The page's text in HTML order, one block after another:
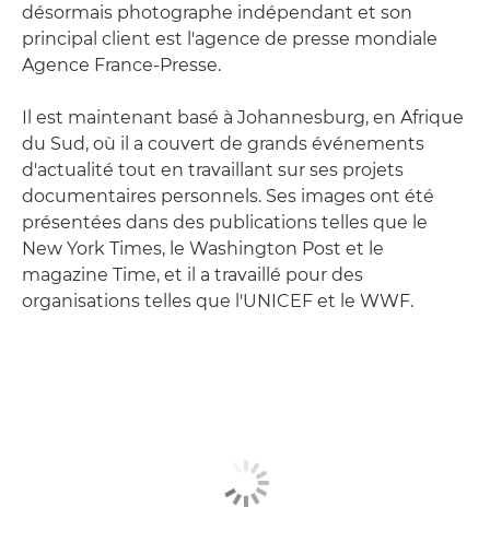
désormais photographe indépendant et son
principal client est l'agence de presse mondiale
Agence France-Presse.
Il est maintenant basé à Johannesburg, en Afrique
du Sud, où il a couvert de grands événements
d'actualité tout en travaillant sur ses projets
documentaires personnels. Ses images ont été
présentées dans des publications telles que le
New York Times, le Washington Post et le
magazine Time, et il a travaillé pour des
organisations telles que l'UNICEF et le WWF.